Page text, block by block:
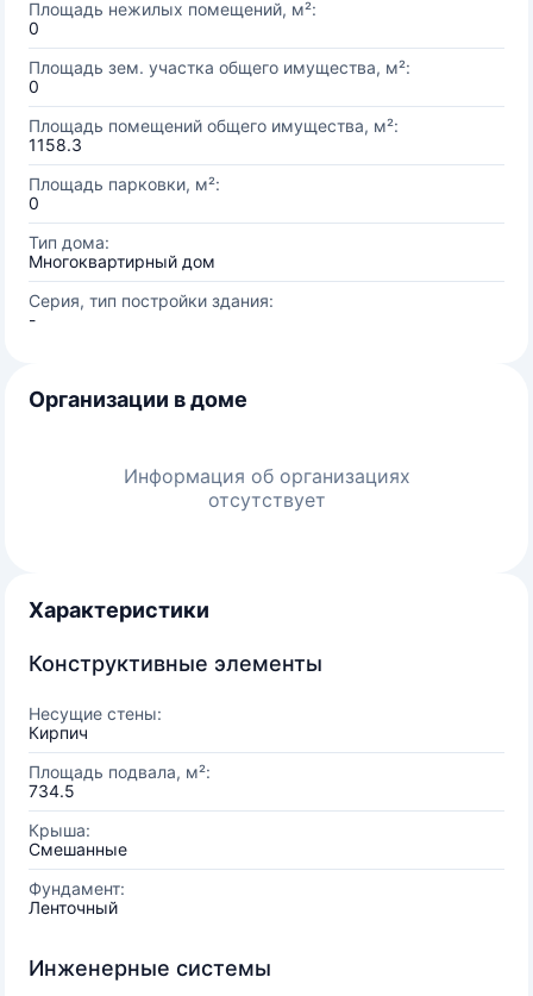
Площадь нежилых помещений, м²:
0
Площадь зем. участка общего имущества, м²:
0
Площадь помещений общего имущества, м²:
1158.3
Площадь парковки, м²:
0
Тип дома:
Многоквартирный дом
Серия, тип постройки здания:
-
Организации в доме
Информация об организациях
отсутствует
Характеристики
Конструктивные элементы
Несущие стены:
Кирпич
Площадь подвала, м²:
734.5
Крыша:
Смешанные
Фундамент:
Ленточный
Инженерные системы